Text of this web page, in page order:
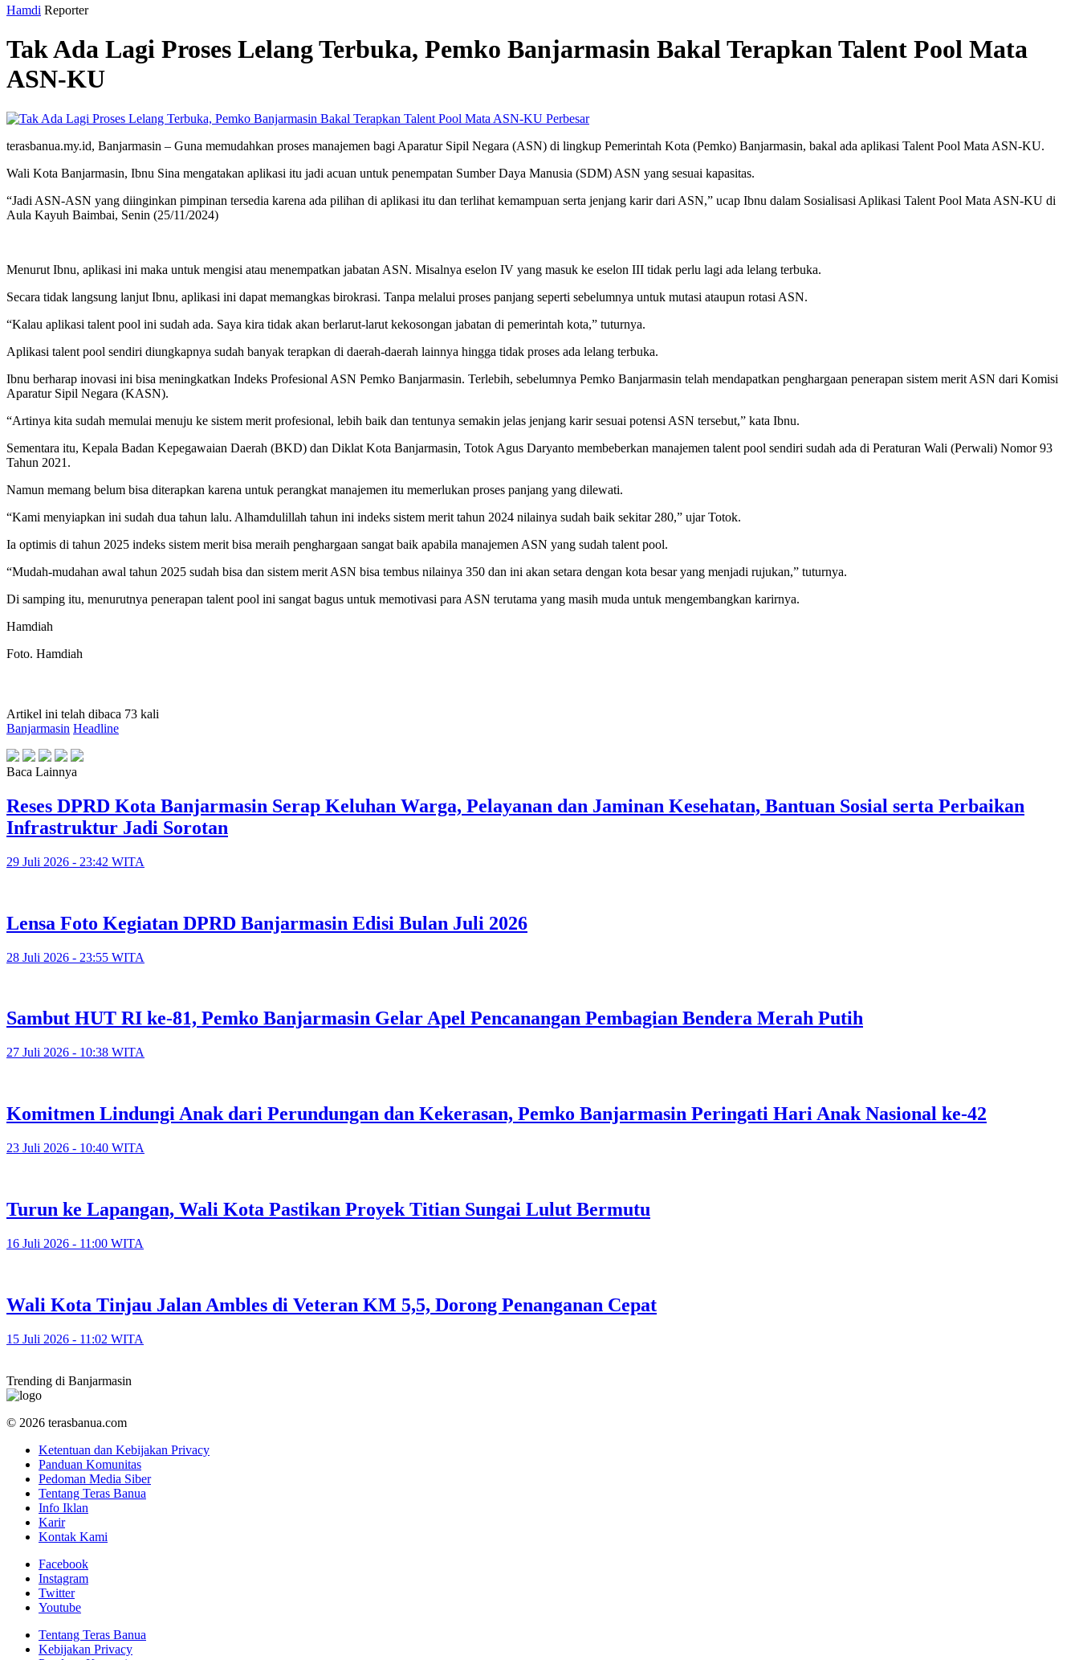
Hamdi Reporter
Tak Ada Lagi Proses Lelang Terbuka, Pemko Banjarmasin Bakal Terapkan Talent Pool Mata
ASN-KU
Perbesar
terasbanua.my.id, Banjarmasin – Guna memudahkan proses manajemen bagi Aparatur Sipil Negara (ASN) di lingkup Pemerintah Kota (Pemko) Banjarmasin, bakal ada aplikasi Talent Pool Mata ASN-KU.
Wali Kota Banjarmasin, Ibnu Sina mengatakan aplikasi itu jadi acuan untuk penempatan Sumber Daya Manusia (SDM) ASN yang sesuai kapasitas.
“Jadi ASN-ASN yang diinginkan pimpinan tersedia karena ada pilihan di aplikasi itu dan terlihat kemampuan serta jenjang karir dari ASN,” ucap Ibnu dalam Sosialisasi Aplikasi Talent Pool Mata ASN-KU di
Aula Kayuh Baimbai, Senin (25/11/2024)
Menurut Ibnu, aplikasi ini maka untuk mengisi atau menempatkan jabatan ASN. Misalnya eselon IV yang masuk ke eselon III tidak perlu lagi ada lelang terbuka.
Secara tidak langsung lanjut Ibnu, aplikasi ini dapat memangkas birokrasi. Tanpa melalui proses panjang seperti sebelumnya untuk mutasi ataupun rotasi ASN.
“Kalau aplikasi talent pool ini sudah ada. Saya kira tidak akan berlarut-larut kekosongan jabatan di pemerintah kota,” tuturnya.
Aplikasi talent pool sendiri diungkapnya sudah banyak terapkan di daerah-daerah lainnya hingga tidak proses ada lelang terbuka.
Ibnu berharap inovasi ini bisa meningkatkan Indeks Profesional ASN Pemko Banjarmasin. Terlebih, sebelumnya Pemko Banjarmasin telah mendapatkan penghargaan penerapan sistem merit ASN dari Komisi
Aparatur Sipil Negara (KASN).
“Artinya kita sudah memulai menuju ke sistem merit profesional, lebih baik dan tentunya semakin jelas jenjang karir sesuai potensi ASN tersebut,” kata Ibnu.
Sementara itu, Kepala Badan Kepegawaian Daerah (BKD) dan Diklat Kota Banjarmasin, Totok Agus Daryanto membeberkan manajemen talent pool sendiri sudah ada di Peraturan Wali (Perwali) Nomor 93
Tahun 2021.
Namun memang belum bisa diterapkan karena untuk perangkat manajemen itu memerlukan proses panjang yang dilewati.
“Kami menyiapkan ini sudah dua tahun lalu. Alhamdulillah tahun ini indeks sistem merit tahun 2024 nilainya sudah baik sekitar 280,” ujar Totok.
Ia optimis di tahun 2025 indeks sistem merit bisa meraih penghargaan sangat baik apabila manajemen ASN yang sudah talent pool.
“Mudah-mudahan awal tahun 2025 sudah bisa dan sistem merit ASN bisa tembus nilainya 350 dan ini akan setara dengan kota besar yang menjadi rujukan,” tuturnya.
Di samping itu, menurutnya penerapan talent pool ini sangat bagus untuk memotivasi para ASN terutama yang masih muda untuk mengembangkan karirnya.
Hamdiah
Foto. Hamdiah
Artikel ini telah dibaca 73 kali
Banjarmasin Headline
Baca Lainnya
Reses DPRD Kota Banjarmasin Serap Keluhan Warga, Pelayanan dan Jaminan Kesehatan, Bantuan Sosial serta Perbaikan
Infrastruktur Jadi Sorotan
29 Juli 2026 - 23:42 WITA
Lensa Foto Kegiatan DPRD Banjarmasin Edisi Bulan Juli 2026
28 Juli 2026 - 23:55 WITA
Sambut HUT RI ke-81, Pemko Banjarmasin Gelar Apel Pencanangan Pembagian Bendera Merah Putih
27 Juli 2026 - 10:38 WITA
Komitmen Lindungi Anak dari Perundungan dan Kekerasan, Pemko Banjarmasin Peringati Hari Anak Nasional ke-42
23 Juli 2026 - 10:40 WITA
Turun ke Lapangan, Wali Kota Pastikan Proyek Titian Sungai Lulut Bermutu
16 Juli 2026 - 11:00 WITA
​Wali Kota Tinjau Jalan Ambles di Veteran KM 5,5, Dorong Penanganan Cepat
15 Juli 2026 - 11:02 WITA
Trending di Banjarmasin
© 2026 terasbanua.com
Ketentuan dan Kebijakan Privacy
Panduan Komunitas
Pedoman Media Siber
Tentang Teras Banua
Info Iklan
Karir
Kontak Kami
Facebook
Instagram
Twitter
Youtube
Tentang Teras Banua
Kebijakan Privacy